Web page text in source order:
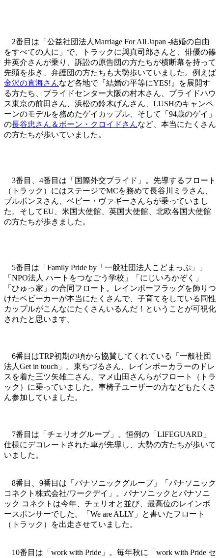
2番目は「公益社団法人Marriage For All Japan -結婚の自由
をすべての人に」で、トラックに與真司郎さんと、俳優の篠
井英介さんが乗り、訴訟の原告団の方たちが横断幕を持って
先頭を歩き、弁護団の方たちも大勢歩いていました。例えば
金沢の直海さんなど各地で『結婚の平等にYES!』を展開す
る方たち、プライドセンター大阪の村木さん、プライドハウ
ス東京の前田さん、浜松の鈴木げんさん、LUSHのキャンペ
ーンのモデルを務めたゲイカップル、そして「94歳のゲイ」
の長谷忠さん＆ボーン・クロイドさんなど、本当にたくさん
の方たちが歩いていました。
3番目、4番目は「国際外交プライド」。先導するフロート
（トラック）にはステージでMCを務めて長谷川ミラさん、
ブルボンヌさん、ベビー・ヴァギーさんらが乗っていまし
た。そしてEU、米国大使館、英国大使館、北欧各国大使館
の方たちが歩きました。
5番目は「Family Pride by「一般社団法人こどまっぷ」」
「NPO法人 ハートをつなごう学校」「にじいろかぞく」
「ひゅっ家」の合同フロート。レインボーフラッグを飾りつ
けたベビーカーが本当にたくさんで、子育てをしている同性
カップルがこんなにたくさんいるんだ！ということが可視化
されたと思います。
6番目はTRP初期の頃から協賛してくれている「一般社団
法人Get in touch」。東ちづるさん、レインボーカラーのドレ
スを着た三ツ矢雄二さん、マメ山田さんらがフロート（トラ
ック）に乗っていました。車椅子ユーザーの方などもたくさ
ん参加していました。
7番目は「チェリオグループ」。恒例の「LIFEGUARD」
仕様にデコレートされた車が先導し、大勢の方たちが歩いて
いました。
8番目、9番目は「パナソニックグループ」「パナソニック
コネクト株式会社/ワークデイ」。パナソニックとパナソニ
ック コネクトは今年、チェリオと並び、最高位のレインボ
ースポンサーでした。「We are ALLY」と書いたフロート
（トラック）を出走させていました。
10番目は「work with Pride」。毎年秋に「work with Pride セ